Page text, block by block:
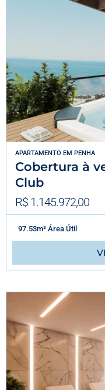
APARTAMENTO EM PENHA
Cobertura à
Club
R$ 1.145.972,00
97.53m² Área Útil